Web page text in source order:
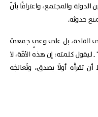
الدولة والمجتمع، واعترافًا بأنّ
حدوثه.
القادة، بل على وعيٍ جمعيّ
" ـ ليقول كلمته: إن هذه الأمّة، لا
تقرأَه أولًا بصدق، وتُعالجَه